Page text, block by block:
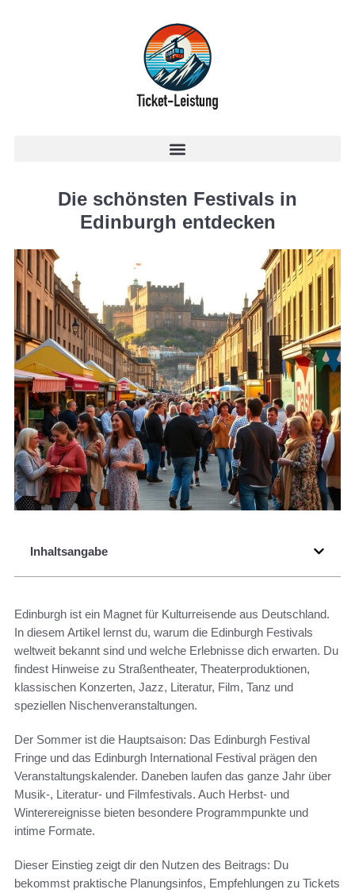
Die schönsten Festivals in
Edinburgh entdecken
Inhaltsangabe
Edinburgh ist ein Magnet für Kulturreisende aus Deutschland.
In diesem Artikel lernst du, warum die Edinburgh Festivals
weltweit bekannt sind und welche Erlebnisse dich erwarten. Du
findest Hinweise zu Straßentheater, Theaterproduktionen,
klassischen Konzerten, Jazz, Literatur, Film, Tanz und
speziellen Nischenveranstaltungen.
Der Sommer ist die Hauptsaison: Das Edinburgh Festival
Fringe und das Edinburgh International Festival prägen den
Veranstaltungskalender. Daneben laufen das ganze Jahr über
Musik-, Literatur- und Filmfestivals. Auch Herbst- und
Winterereignisse bieten besondere Programmpunkte und
intime Formate.
Dieser Einstieg zeigt dir den Nutzen des Beitrags: Du
bekommst praktische Planungsinfos, Empfehlungen zu Tickets